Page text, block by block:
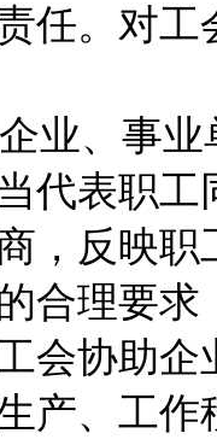
任。对
业、事
代表职
，反映
合理要
会协助
产、工作